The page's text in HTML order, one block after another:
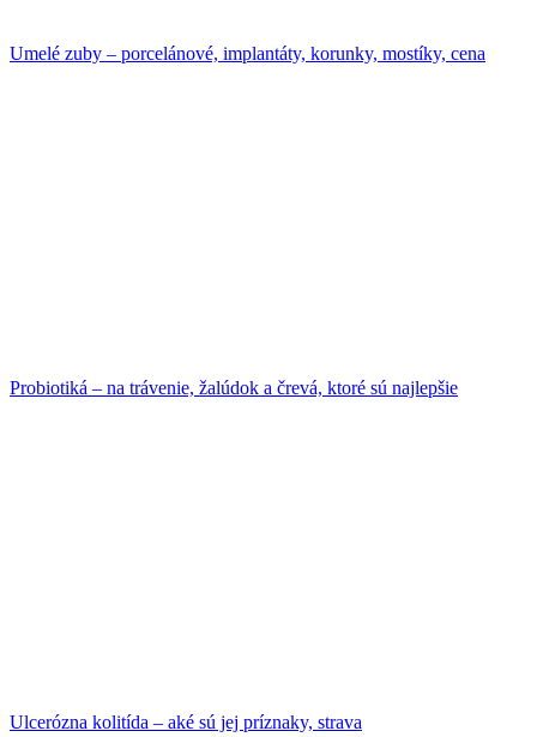
Umelé zuby – porcelánové, implantáty, korunky, mostíky, cena
Probiotiká – na trávenie, žalúdok a črevá, ktoré sú najlepšie
Ulcerózna kolitída – aké sú jej príznaky, strava